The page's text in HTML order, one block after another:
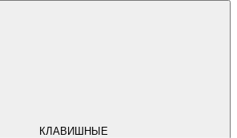
КЛАВИШНЫЕ